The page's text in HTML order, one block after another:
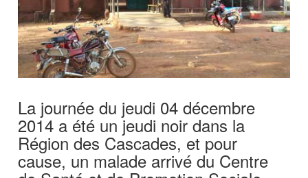
La journée du jeudi 04 décembre
2014 a été un jeudi noir dans la
Région des Cascades, et pour
cause, un malade arrivé du Centre